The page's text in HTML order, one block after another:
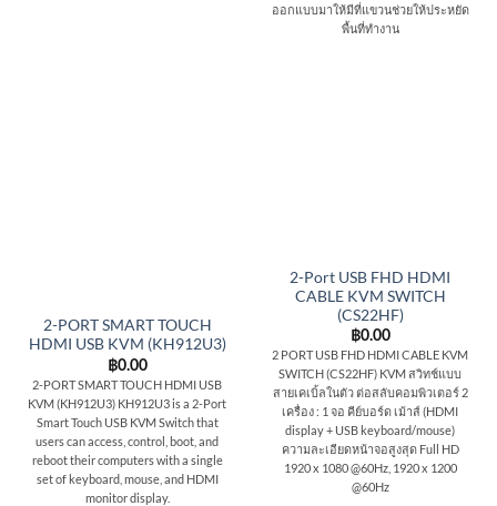
ออกแบบมาให้มีที่แขวนช่วยให้ประหยัด
พื้นที่ทำงาน
2-PORT SMART TOUCH
HDMI USB KVM (KH912U3)
฿0.00
2-PORT SMART TOUCH HDMI USB
KVM (KH912U3) KH912U3 is a 2-Port
Smart Touch USB KVM Switch that
users can access, control, boot, and
reboot their computers with a single
set of keyboard, mouse, and HDMI
monitor display.
2-Port USB FHD HDMI
CABLE KVM SWITCH
(CS22HF)
฿0.00
2 PORT USB FHD HDMI CABLE KVM
SWITCH (CS22HF) KVM สวิทช์แบบ
สายเคเบิ้ลในตัว ต่อสลับคอมพิวเตอร์ 2
เครื่อง : 1 จอ คีย์บอร์ด เม้าส์ (HDMI
display + USB keyboard/mouse)
ความละเอียดหน้าจอสูงสุด Full HD
1920 x 1080 @60Hz, 1920 x 1200
@60Hz